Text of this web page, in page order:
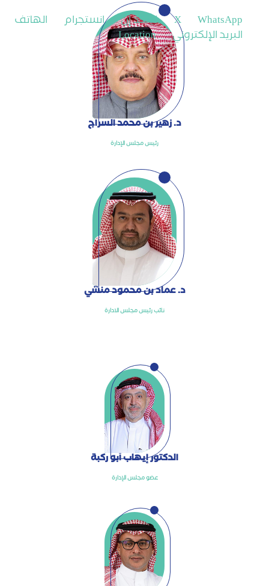
د. زهير بن محمد السراج
رئيس مجلس الإدارة
د. عماد بن محمود منشي
نائب رئيس مجلس الادارة
الدكتور إيهاب أبو ركبة
عضو مجلس الإدارة
X WhatsApp لينكد إن انستجرام الهاتف
البريد الإلكتروني Location